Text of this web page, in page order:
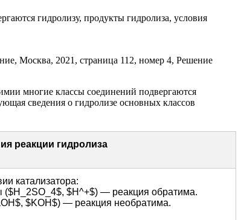
гидролизу, продукты гидролиза, условия
многие классы соединений подвергаются
сведения о гидролизе основных классов
реакции гидролиза
катализатора:
($H_2SO_4$, $H^+$) — реакция обратима.
$KOH$) — реакция необратима.